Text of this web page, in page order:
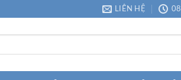
LIÊN HỆ